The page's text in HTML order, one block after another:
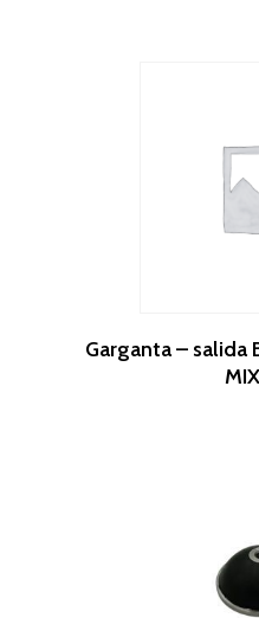
Garganta – salida